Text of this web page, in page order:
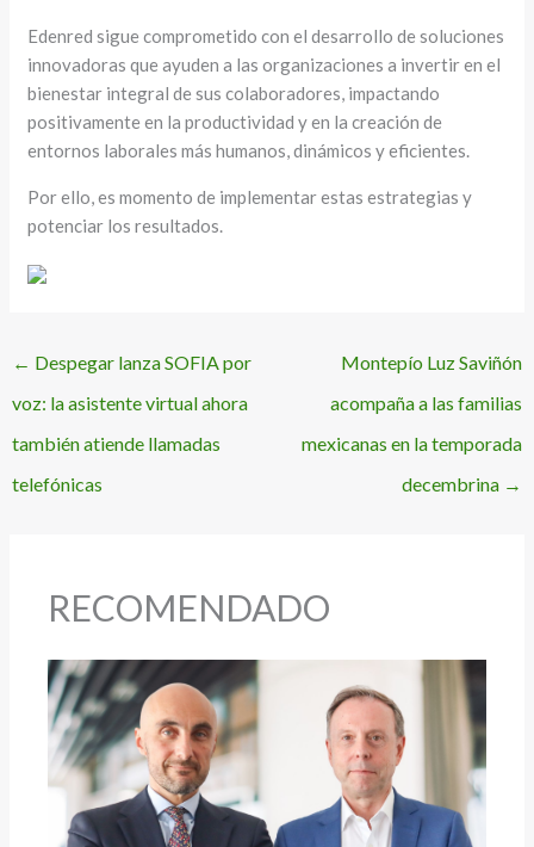
Edenred sigue comprometido con el desarrollo de soluciones
innovadoras que ayuden a las organizaciones a invertir en el
bienestar integral de sus colaboradores, impactando
positivamente en la productividad y en la creación de
entornos laborales más humanos, dinámicos y eficientes.
Por ello, es momento de implementar estas estrategias y
potenciar los resultados.
← Despegar lanza SOFIA por
voz: la asistente virtual ahora
también atiende llamadas
telefónicas
Montepío Luz Saviñón
acompaña a las familias
mexicanas en la temporada
decembrina →
RECOMENDADO